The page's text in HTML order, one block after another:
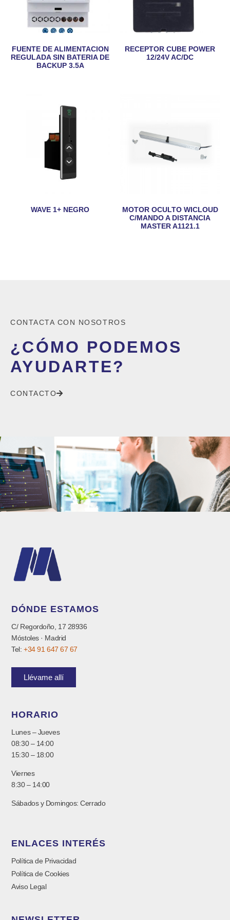
FUENTE DE ALIMENTACION
REGULADA SIN BATERIA DE
BACKUP 3.5A
RECEPTOR CUBE POWER
12/24V AC/DC
WAVE 1+ NEGRO
MOTOR OCULTO WICLOUD
C/MANDO A DISTANCIA
MASTER A1121.1
CONTACTA CON NOSOTROS
¿CÓMO PODEMOS
AYUDARTE?
CONTACTO
DÓNDE ESTAMOS
C/ Regordoño, 17 28936
Móstoles · Madrid
Tel:+34 91 647 67 67
Llévame allí
HORARIO
Lunes – Jueves
08:30 – 14:00
15:30 – 18:00
Viernes
8:30 – 14:00
Sábados y Domingos: Cerrado
ENLACES INTERÉS
Política de Privacidad
Política de Cookies
Aviso Legal